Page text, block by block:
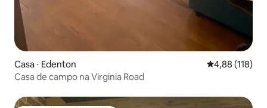
Casa ⋅ Edenton 4,88 de uma
4,88 (118)
Casa de campo na Virginia Road